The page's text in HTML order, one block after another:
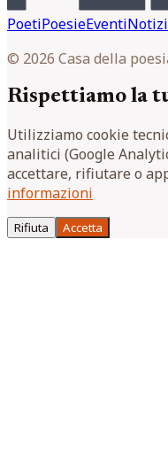
PoetiPoesieEventi
© 2026 Casa della
Rispettiamo la
Utilizziamo cookie
analitici (Google
accettare, rifiutare o
informazioni
Rifiuta Accetta